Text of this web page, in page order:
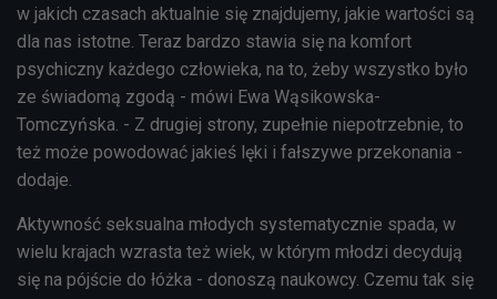
w jakich czasach aktualnie się znajdujemy, jakie wartości są
dla nas istotne. Teraz bardzo stawia się na komfort
psychiczny każdego człowieka, na to, żeby wszystko było
ze świadomą zgodą - mówi Ewa Wąsikowska-
Tomczyńska. - Z drugiej strony, zupełnie niepotrzebnie, to
też może powodować jakieś lęki i fałszywe przekonania -
dodaje.
Aktywność seksualna młodych systematycznie spada, w
wielu krajach wzrasta też wiek, w którym młodzi decydują
się na pójście do łóżka - donoszą naukowcy. Czemu tak się